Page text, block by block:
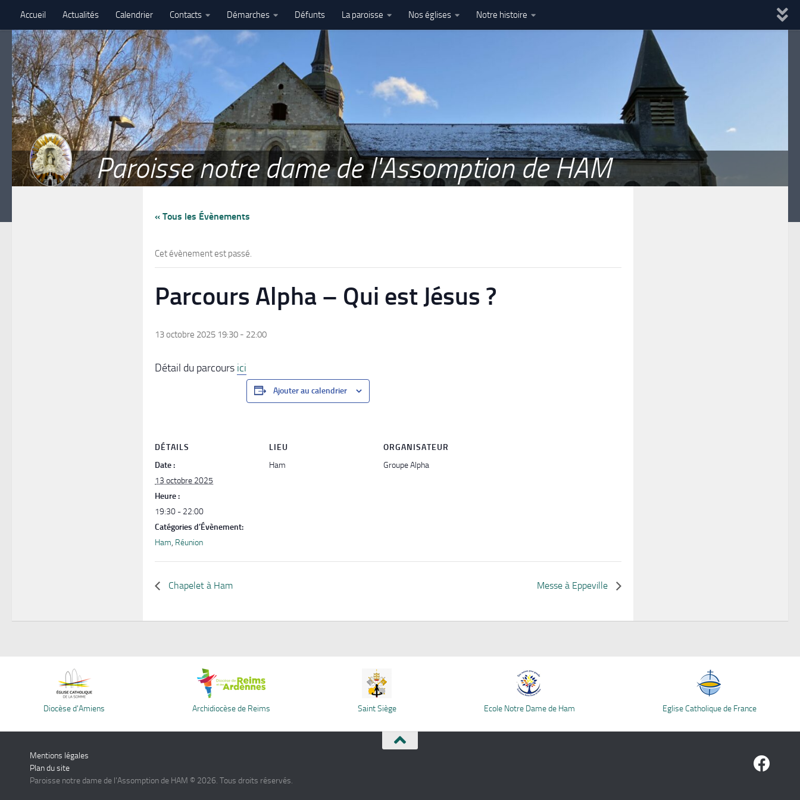
Skip to content
Accueil Actualités Calendrier Contacts Démarches Défunts La paroisse Nos églises Notre histoire
Assemblé paroissiale – 27 juin 2026 – Paroisse Notre-Dame de l’Assomption – Ham
Paroisse notre dame de l'Assomption de HAM
« Tous les Évènements
Cet évènement est passé.
Parcours Alpha – Qui est Jésus ?
13 octobre 2025 19:30 - 22:00
Détail du parcours ici
Ajouter au calendrier
DÉTAILS
Date :
13 octobre 2025
Heure :
19:30 - 22:00
Catégories d’Évènement:
Ham, Réunion
LIEU
Ham
ORGANISATEUR
Groupe Alpha
Chapelet à Ham Messe à Eppeville
Diocèse d'Amiens Archidiocèse de Reims Saint Siège Ecole Notre Dame de Ham Eglise Catholique de France
Mentions légales
Plan du site
Paroisse notre dame de l'Assomption de HAM © 2026. Tous droits réservés.